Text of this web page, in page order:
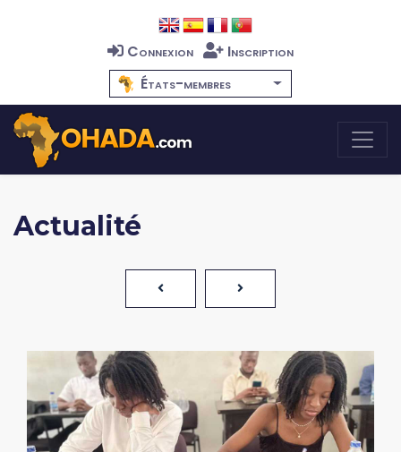
Connexion
Inscription
États-membres
Actualité